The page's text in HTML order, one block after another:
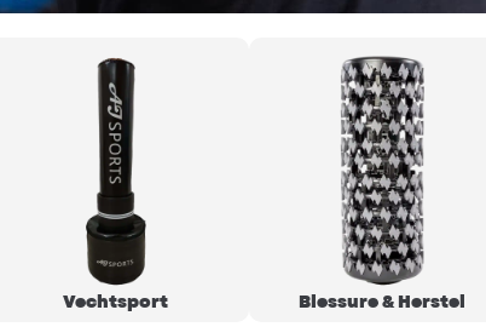
Vechtsport Blessure & Herstel